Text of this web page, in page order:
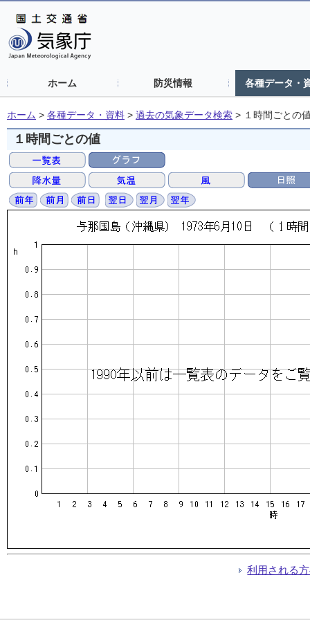
ホーム 防災情報 各種データ・
ホーム > 各種データ・資料 > 過去の気象データ検索 > １時間ごとの
１時間ごとの値
利用される